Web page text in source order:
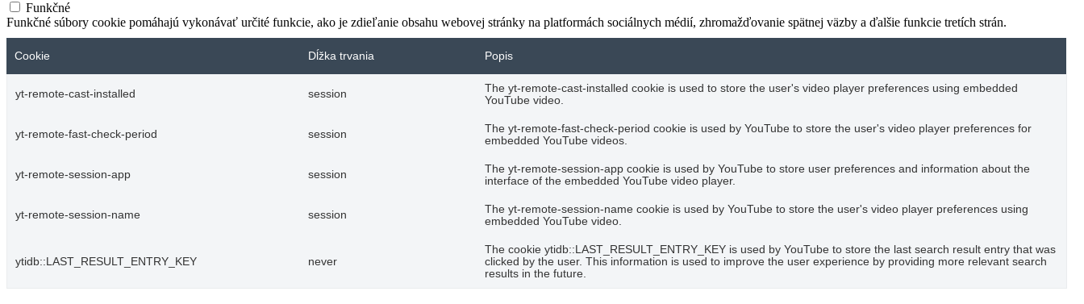
Funkčné
Funkčné súbory cookie pomáhajú vykonávať určité funkcie, ako je zdieľanie obsahu webovej stránky na platformách sociálnych médií, zhromažďovanie spätnej väzby a ďalšie funkcie tretích strán.
Cookie Dĺžka trvania Popis
yt-remote-cast-installed session
The yt-remote-cast-installed cookie is used to store the user's video player preferences using embedded
YouTube video.
yt-remote-fast-check-period session
The yt-remote-fast-check-period cookie is used by YouTube to store the user's video player preferences for
embedded YouTube videos.
yt-remote-session-app session
The yt-remote-session-app cookie is used by YouTube to store user preferences and information about the
interface of the embedded YouTube video player.
yt-remote-session-name session
The yt-remote-session-name cookie is used by YouTube to store the user's video player preferences using
embedded YouTube video.
ytidb::LAST_RESULT_ENTRY_KEY never
The cookie ytidb::LAST_RESULT_ENTRY_KEY is used by YouTube to store the last search result entry that was
clicked by the user. This information is used to improve the user experience by providing more relevant search
results in the future.